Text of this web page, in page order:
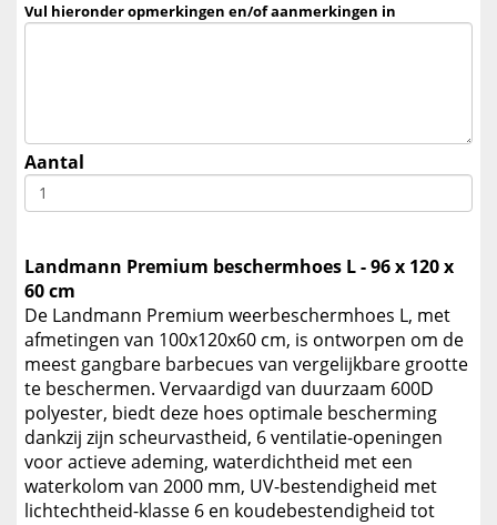
Vul hieronder opmerkingen en/of aanmerkingen in
Aantal
Landmann Premium beschermhoes L - 96 x 120 x
60 cm
De Landmann Premium weerbeschermhoes L, met
afmetingen van 100x120x60 cm, is ontworpen om de
meest gangbare barbecues van vergelijkbare grootte
te beschermen. Vervaardigd van duurzaam 600D
polyester, biedt deze hoes optimale bescherming
dankzij zijn scheurvastheid, 6 ventilatie-openingen
voor actieve ademing, waterdichtheid met een
waterkolom van 2000 mm, UV-bestendigheid met
lichtechtheid-klasse 6 en koudebestendigheid tot